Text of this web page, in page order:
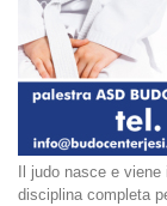
Il judo nasce e viene
disciplina completa